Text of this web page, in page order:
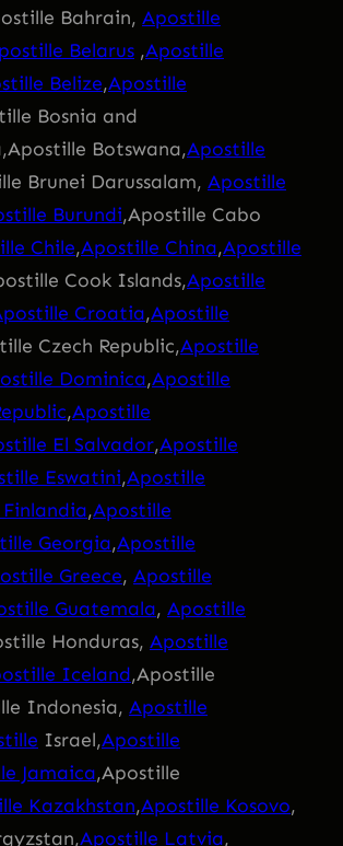
Bahrain, Apostille
Belarus ,Apostille
Belize,Apostille
Bosnia and
Botswana,Apostille
Brunei Darussalam, Apostille
Burundi,Apostille Cabo
Chile,Apostille China,Apostille
Cook Islands,Apostille
Croatia,Apostille
Czech Republic,Apostille
Dominica,Apostille
,Apostille
El Salvador,Apostille
Eswatini,Apostille
,Apostille
Georgia,Apostille
Greece, Apostille
Guatemala, Apostille
Honduras, Apostille
Iceland,Apostille
Indonesia, Apostille
Israel,Apostille
Jamaica,Apostille
Kazakhstan,Apostille Kosovo,
Apostille Latvia,